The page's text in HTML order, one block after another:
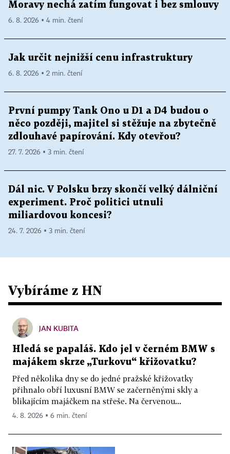
Moravy nechá zatím fungovat i bez smlouvy
6. 8. 2026 ▪ 4 min. čtení
Jak určit nejnižší cenu infrastruktury
6. 8. 2026 ▪ 2 min. čtení
První pumpy Tank Ono u D1 a D4 budou o
něco později, majitel si stěžuje na zbytečně
zdlouhavé papírování. Kdy otevřou?
27. 7. 2026 ▪ 3 min. čtení
Dál nic. V Polsku brzy skončí velký dálniční
experiment. Proč politici utnuli
miliardovou koncesi?
24. 7. 2026 ▪ 3 min. čtení
Vybíráme z HN
JAN KUBITA
Hledá se papaláš. Kdo jel v černém BMW s
majákem skrze „Turkovu“ křižovatku?
Před několika dny se do jedné pražské křižovatky
přihnalo obří luxusní BMW se začerněnými skly a
blikajícím majáčkem na střeše. Na červenou...
4. 8. 2026 ▪ 6 min. čtení